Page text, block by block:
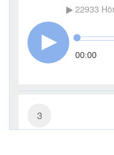
22933
00:00
3